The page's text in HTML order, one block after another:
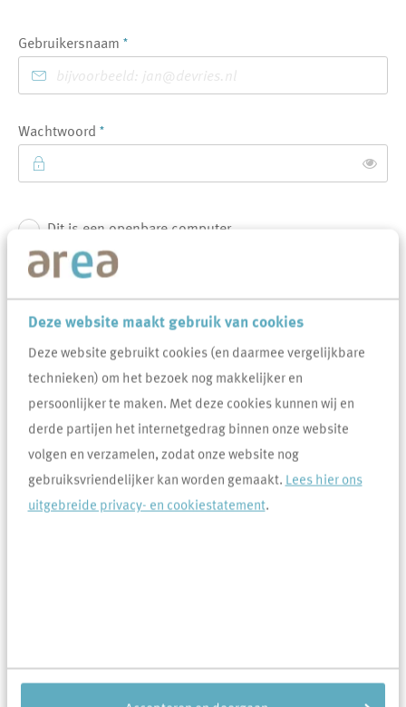
Deze website maakt gebruik van cookies
Deze website gebruikt cookies (en daarmee vergelijkbare
technieken) om het bezoek nog makkelijker en
persoonlijker te maken. Met deze cookies kunnen wij en
derde partijen het internetgedrag binnen onze website
volgen en verzamelen, zodat onze website nog
gebruiksvriendelijker kan worden gemaakt. Lees hier ons
uitgebreide privacy- en cookiestatement.
Gebruikersnaam *
Wachtwoord *
LoginDit is een openbare computer
Jouw gegevens worden niet opgeslagen in cookies.
Dit is mijn persoonlijke computer
aantal gegevens onthouden.
Wachtwoord vergeten
Account activeren
regel je dit allemaal zelf. Het huurdersportaal is een ‘mijn